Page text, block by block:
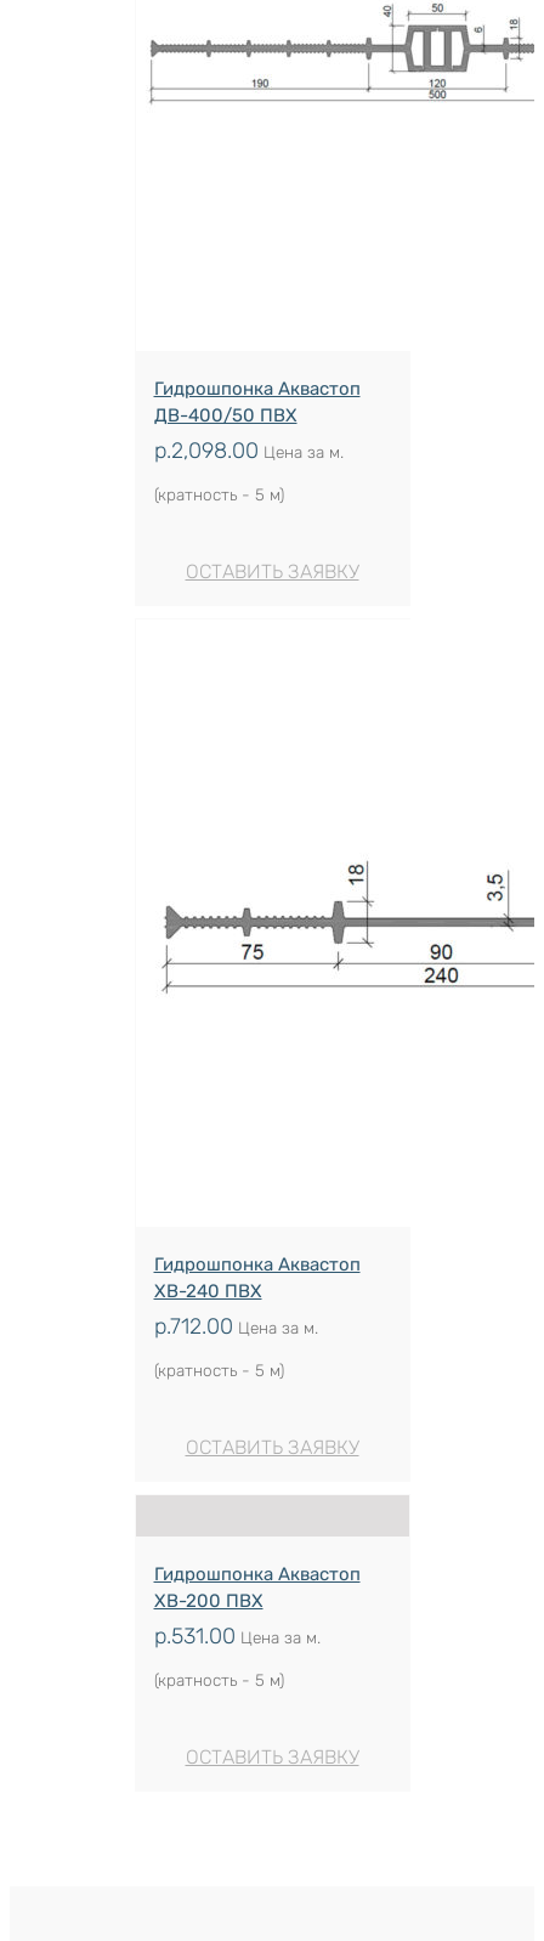
Гидрошпонка Аквастоп
ДВ-400/50 ПВХ
р.2,098.00 Цена за м.
(кратность - 5 м)
ОСТАВИТЬ ЗАЯВКУ
Гидрошпонка Аквастоп
ХВ-240 ПВХ
р.712.00 Цена за м.
(кратность - 5 м)
ОСТАВИТЬ ЗАЯВКУ
Гидрошпонка Аквастоп
ХВ-200 ПВХ
р.531.00 Цена за м.
(кратность - 5 м)
ОСТАВИТЬ ЗАЯВКУ